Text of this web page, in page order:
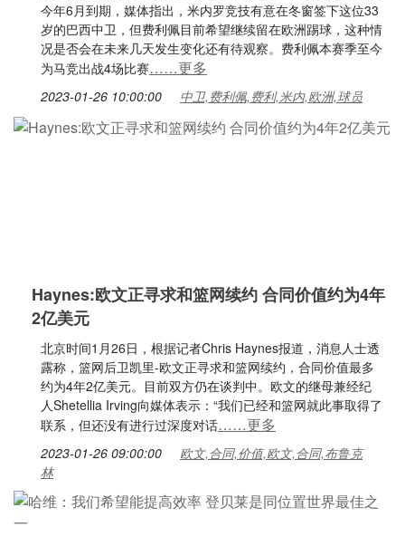
今年6月到期，媒体指出，米内罗竞技有意在冬窗签下这位33
岁的巴西中卫，但费利佩目前希望继续留在欧洲踢球，这种情
况是否会在未来几天发生变化还有待观察。费利佩本赛季至今
为马竞出战4场比赛……更多
2023-01-26 10:00:00 中卫,费利佩,费利,米内,欧洲,球员
Haynes:欧文正寻求和篮网续约 合同价值约为4年
2亿美元
北京时间1月26日，根据记者Chris Haynes报道，消息人士透
露称，篮网后卫凯里-欧文正寻求和篮网续约，合同价值最多
约为4年2亿美元。目前双方仍在谈判中。欧文的继母兼经纪
人Shetellia Irving向媒体表示：“我们已经和篮网就此事取得了
联系，但还没有进行过深度对话……更多
2023-01-26 09:00:00
欧文,合同,价值,欧文,合同,布鲁克
林